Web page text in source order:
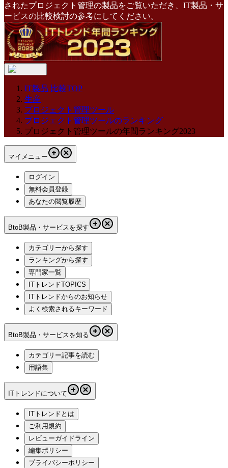
されたプロジェクト管理の製品をご覧いただき、IT製品・サ
ービスの比較検討の参考にしてください。
IT製品 比較TOP
生産
プロジェクト管理ツール
プロジェクト管理ツールのランキング
プロジェクト管理ツールの年間ランキング2023
マイメニュー
ログイン
無料会員登録
あなたの閲覧履歴
BtoB製品・サービスを探す
カテゴリーから探す
ランキングから探す
専門家一覧
ITトレンドTOPICS
ITトレンドからのお知らせ
よく検索されるキーワード
BtoB製品・サービスを知る
カテゴリー記事を読む
用語集
ITトレンドについて
ITトレンドとは
ご利用規約
レビューガイドライン
編集ポリシー
プライバシーポリシー